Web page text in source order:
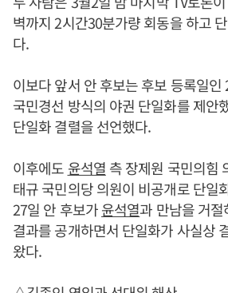
벽까지 2시간30분가량 회동을 하고
다.
이보다 앞서 안 후보는 후보 등록일인
국민경선 방식의 야권 단일화를 제안
단일화 결렬을 선언했다.
이후에도 윤석열 측 장제원 국민의힘
태규 국민의당 의원이 비공개로 단일
27일 안 후보가윤석열과 만남을 거절
결과를 공개하면서 단일화가 사실상
왔다.